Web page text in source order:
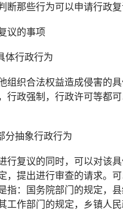
断那些行为可以申请行政复
议的事项
体行政行为
组织合法权益造成侵害的
行政强制，行政许可等都
分抽象行政行为
行复议的同时，可以对该
，提出进行审查的请求。
指：国务院部门的规定，
工作部门的规定，乡镇人